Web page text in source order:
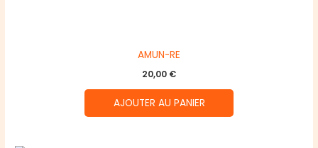
AMUN-RE
20,00 €
AJOUTER AU PANIER